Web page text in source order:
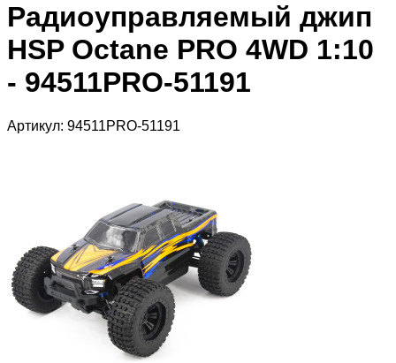
Радиоуправляемый джип
HSP Octane PRO 4WD 1:10
- 94511PRO-51191
Артикул: 94511PRO-51191